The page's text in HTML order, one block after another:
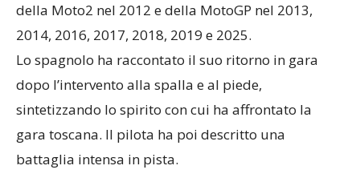
della Moto2 nel 2012 e della MotoGP nel 2013,
2014, 2016, 2017, 2018, 2019 e 2025.
Lo spagnolo ha raccontato il suo ritorno in gara
dopo l’intervento alla spalla e al piede,
sintetizzando lo spirito con cui ha affrontato la
gara toscana. Il pilota ha poi descritto una
battaglia intensa in pista.